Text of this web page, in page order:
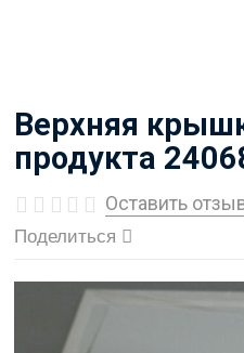
Верхняя
продукта
Оставить
Поделиться